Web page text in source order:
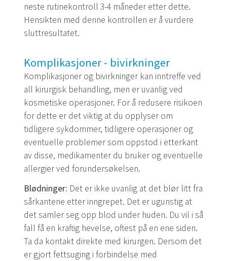
neste rutinekontroll 3-4 måneder etter dette.
Hensikten med denne kontrollen er å vurdere
sluttresultatet.
Komplikasjoner - bivirkninger
Komplikasjoner og bivirkninger kan inntreffe ved
all kirurgisk behandling, men er uvanlig ved
kosmetiske operasjoner. For å redusere risikoen
for dette er det viktig at du opplyser om
tidligere sykdommer, tidligere operasjoner og
eventuelle problemer som oppstod i etterkant
av disse, medikamenter du bruker og eventuelle
allergier ved forundersøkelsen.
Blødninger: Det er ikke uvanlig at det blør litt fra
sårkantene etter inngrepet. Det er ugunstig at
det samler seg opp blod under huden. Du vil i så
fall få en kraftig hevelse, oftest på en ene siden.
Ta da kontakt direkte med kirurgen. Dersom det
er gjort fettsuging i forbindelse med